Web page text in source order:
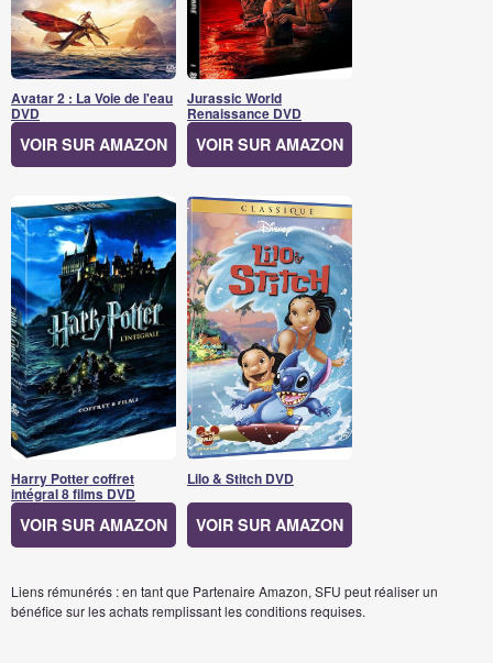
Avatar 2 : La Voie de l'eau
DVD
VOIR SUR AMAZON
Jurassic World
Renaissance DVD
VOIR SUR AMAZON
Harry Potter coffret
intégral 8 films DVD
VOIR SUR AMAZON
Lilo & Stitch DVD
VOIR SUR AMAZON
Liens rémunérés : en tant que Partenaire Amazon, SFU peut réaliser un
bénéfice sur les achats remplissant les conditions requises.